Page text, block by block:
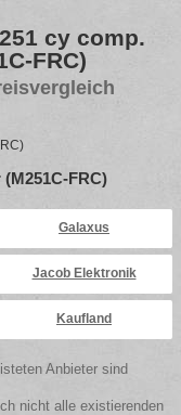
cy comp.
FRC)
FRC)
Galaxus
Jacob Elektronik
Kaufland
Anbieter sind
nicht alle existierenden